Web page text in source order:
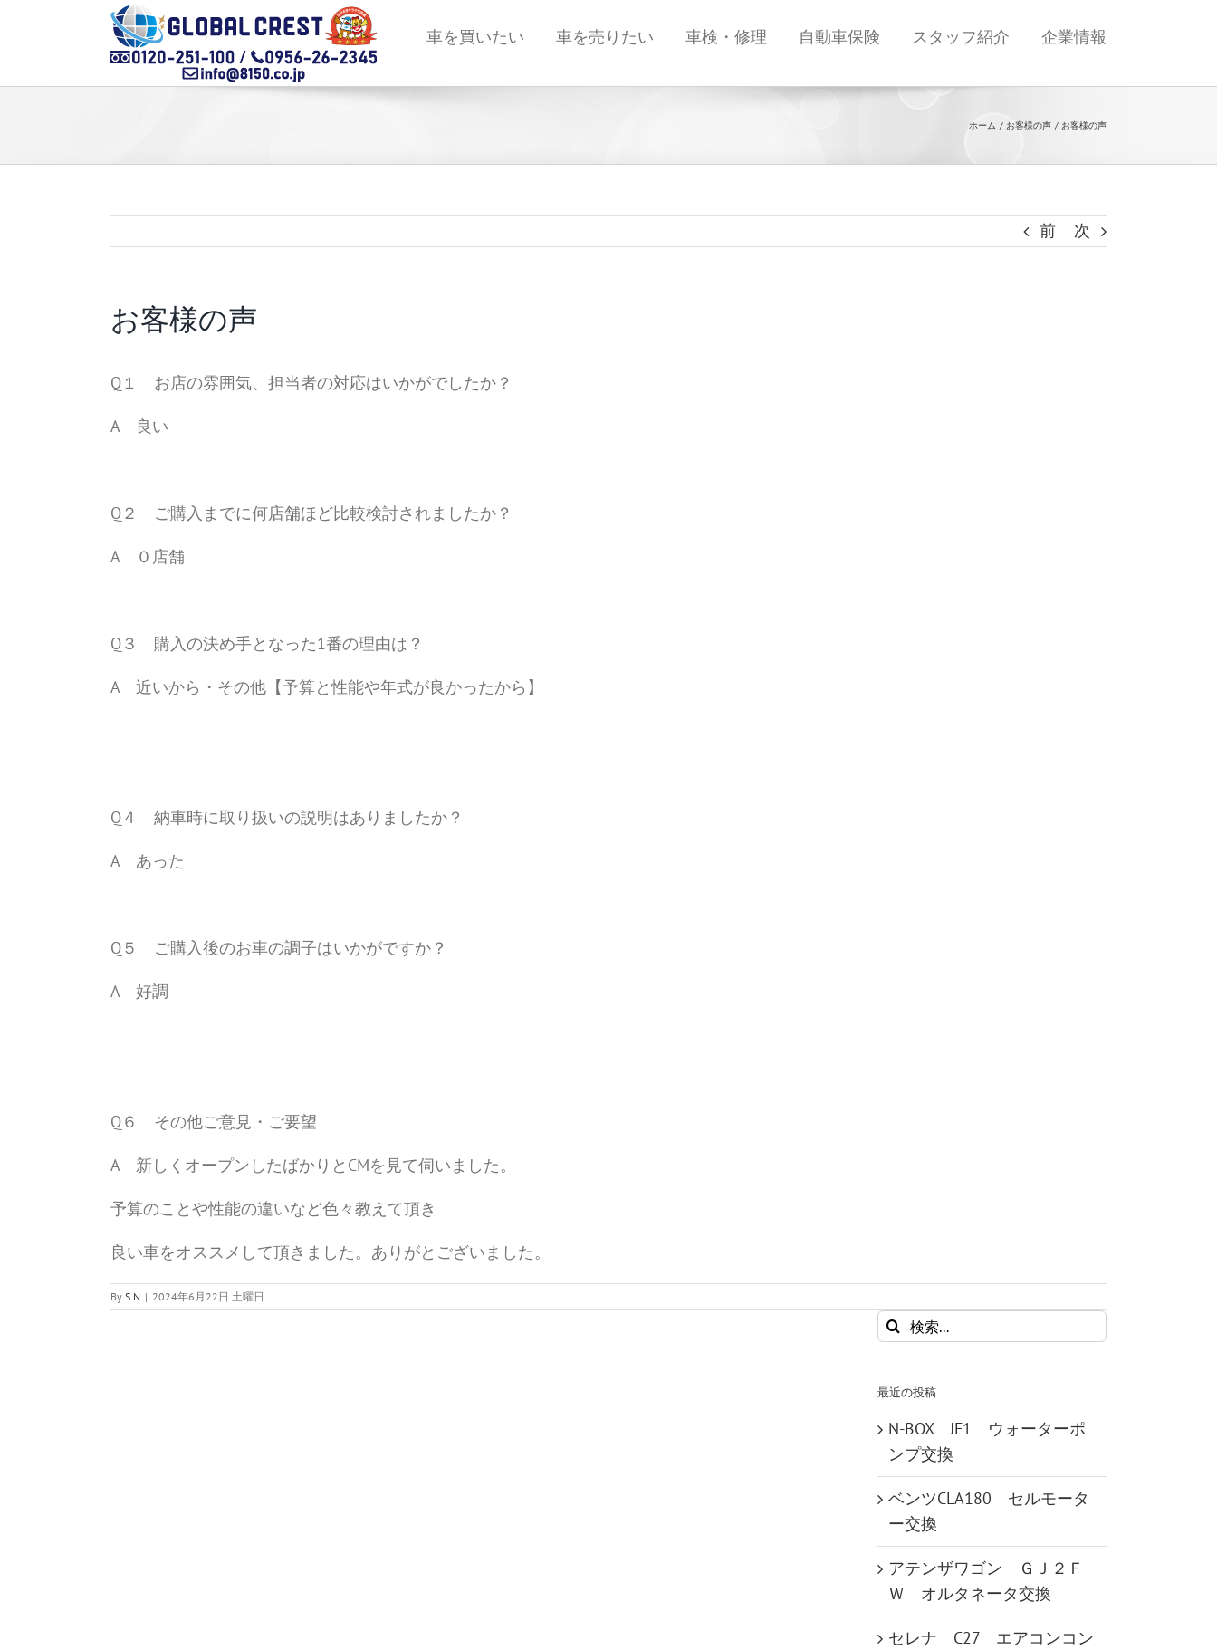
車を買いたい 車を売りたい 車検・修理 自動車保険 スタッフ紹介 企業情報
ホーム お客様の声 お客様の声
前 次
お客様の声
Q１ お店の雰囲気、担当者の対応はいかがでしたか？
A 良い
Q２ ご購入までに何店舗ほど比較検討されましたか？
A ０店舗
Q３ 購入の決め手となった1番の理由は？
A 近いから・その他【予算と性能や年式が良かったから】
Q４ 納車時に取り扱いの説明はありましたか？
A あった
Q５ ご購入後のお車の調子はいかがですか？
A 好調
Q６ その他ご意見・ご要望
A 新しくオープンしたばかりとCMを見て伺いました。
予算のことや性能の違いなど色々教えて頂き
良い車をオススメして頂きました。ありがとございました。
By S.N | 2024年6月22日 土曜日
検
索
最近の投稿
N-BOX JF1 ウォーターポ
ンプ交換
ベンツCLA180 セルモータ
ー交換
アテンザワゴン ＧＪ２Ｆ
Ｗ オルタネータ交換
セレナ C27 エアコンコン